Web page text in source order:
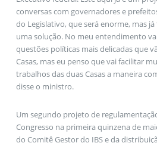
conversas com governadores e
do Legislativo, que será enorme, mas
uma solução. No meu entendimento
questões políticas mais delicadas que
Casas, mas eu penso que vai facilitar
trabalhos das duas Casas a maneira
disse o ministro.
Um segundo projeto de
Congresso na primeira quinzena de
do Comitê Gestor do IBS e da